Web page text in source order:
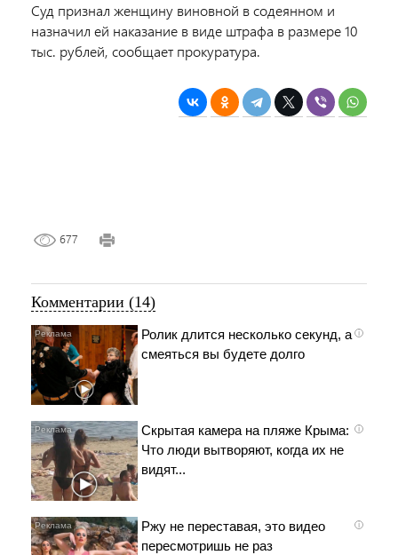
Суд признал женщину виновной в содеянном и
назначил ей наказание в виде штрафа в размере 10
тыс. рублей, сообщает прокуратура.
677
Комментарии (14)
i
Ролик длится несколько секунд, а
смеяться вы будете долго
i
Скрытая камера на пляже Крыма:
Что люди вытворяют, когда их не
видят...
i
Ржу не переставая, это видео
пересмотришь не раз